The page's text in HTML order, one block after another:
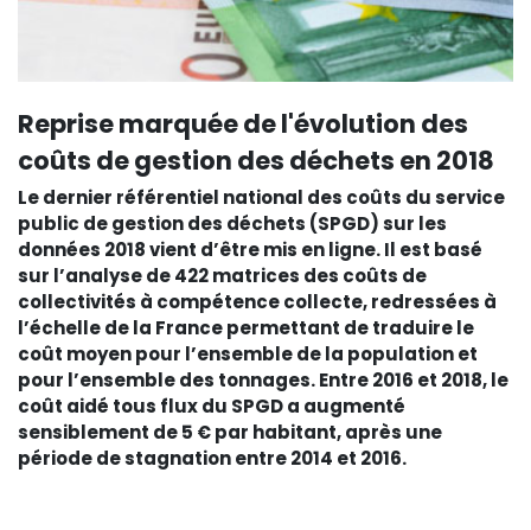
Reprise marquée de l'évolution des
coûts de gestion des déchets en 2018
Le dernier référentiel national des coûts du service
public de gestion des déchets (SPGD) sur les
données 2018 vient d’être mis en ligne. Il est basé
sur l’analyse de 422 matrices des coûts de
collectivités à compétence collecte, redressées à
l’échelle de la France permettant de traduire le
coût moyen pour l’ensemble de la population et
pour l’ensemble des tonnages. Entre 2016 et 2018, le
coût aidé tous flux du SPGD a augmenté
sensiblement de 5 € par habitant, après une
période de stagnation entre 2014 et 2016.